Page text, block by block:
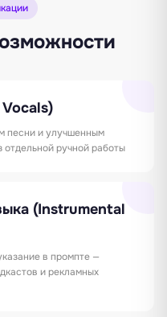
песни и улучшенным
ручной работы
(Instrumental
в промпте —
и рекламных